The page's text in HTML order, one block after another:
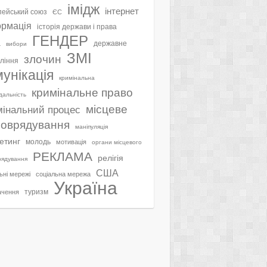
союз ЄС імідж інтернет
історія держави і права
вибори ГЕНДЕР державне
злочин ЗМІ
кримінальна
кримінальне право
процес місцеве
маніпуляція
молодь мотивація органи місцевого
РЕКЛАМА релігія
мережі соціальна мережа США
туризм Україна